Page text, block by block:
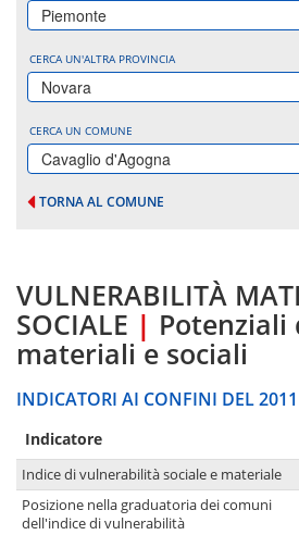
Piemonte
CERCA UN'ALTRA PROVINCIA
Novara
CERCA UN COMUNE
Cavaglio d'Agogna
TORNA AL COMUNE
VULNERABILITÀ
SOCIALE |
materiali e sociali
INDICATORI AI CONFINI DEL 2011
Indicatore
Indice di vulnerabilità sociale e materiale
Posizione nella graduatoria dei comuni
dell'indice di vulnerabilità